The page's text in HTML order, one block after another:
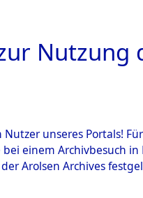
Nutzung
unseres Portals!
einem Archivbesuch
Arolsen Archives